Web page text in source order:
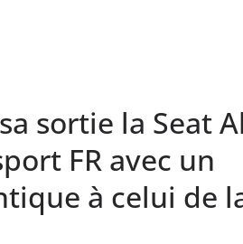
sortie la Seat
FR avec un
à celui de